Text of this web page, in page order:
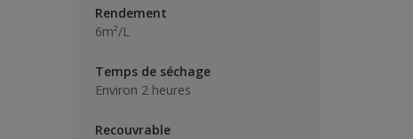
Rendement
6m²/L
Temps de séchage
Environ 2 heures
Recouvrable